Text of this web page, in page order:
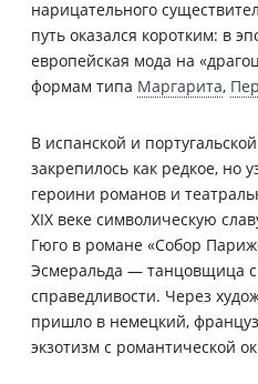
нарицательного
путь оказался коротким: в
европейская мода на
формам типа Маргарита,
В испанской и
закрепилось как редкое, но
героини романов и
XIX веке символическую
Гюго в романе «Собор
Эсмеральда — танцовщица
справедливости. Через
пришло в немецкий,
экзотизм с романтической